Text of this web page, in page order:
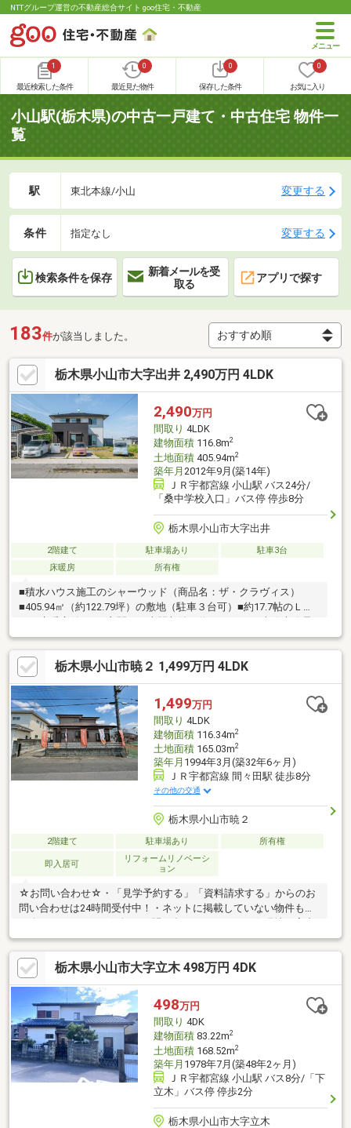
NTTグループ運営の不動産総合サイト goo住宅・不動産
1
最近検索した条件
0
最近見た物件
0
保存した条件
0
お気に入り
小山駅(栃木県)の中古一戸建て・中古住宅 物件一
覧
駅 東北本線/小山 変更する
条件 指定なし 変更する
検索条件を保存
新着メールを受
取る
アプリで探す
183件が該当しました。
栃木県小山市大字出井 2,490万円 4LDK
2,490万円
間取り 4LDK
建物面積116.8m2
土地面積405.94m2
築年月 2012年9月(築14年)
ＪＲ宇都宮線 小山駅 バス24分/
「桑中学校入口」バス停 停歩8分
栃木県小山市大字出井
2階建て 駐車場あり
駐車3台
床暖房
所有権
■積水ハウス施工のシャーウッド（商品名：ザ・クラヴィス）
■405.94㎡（約122.79坪）の敷地（駐車３台可）■約17.7帖のＬＤ
搭載（3ＫＷ）
栃木県小山市暁２ 1,499万円 4LDK
1,499万円
間取り 4LDK
建物面積116.34m2
土地面積165.03m2
築年月 1994年3月(築32年6ヶ月)
ＪＲ宇都宮線 間々田駅 徒歩8分
その他の交通
栃木県小山市暁２
2階建て 駐車場あり 所有権
即入居可
リフォームリノベーシ
ョン
☆お問い合わせ☆・「見学予約する」「資料請求する」からのお
問い合わせは24時間受付中！・ネットに掲載していない物件もご
について☆・平日や夜の時間帯のご案内も可能！・ご自宅や最寄
り駅など、ご指定の場所まで送迎します！☆個別相談会☆・住宅
ローン・資金のご相談をしたい方も大歓迎◎・他社様で住宅ロー
ンが難しいと言われた方！・転職後で審査に不安がある方！・お
借入れがある方（車／カード／キャッシング／リボ）等不動産の
プロ『株式会社MINATO』が後悔のないマイホーム選びの為に全
力でお家探しをサポートさせて頂きます！
栃木県小山市大字立木 498万円 4DK
498万円
間取り 4DK
建物面積83.22m2
土地面積168.52m2
築年月 1978年7月(築48年2ヶ月)
ＪＲ宇都宮線 小山駅 バス8分/「下
立木」バス停 停歩2分
栃木県小山市大字立木